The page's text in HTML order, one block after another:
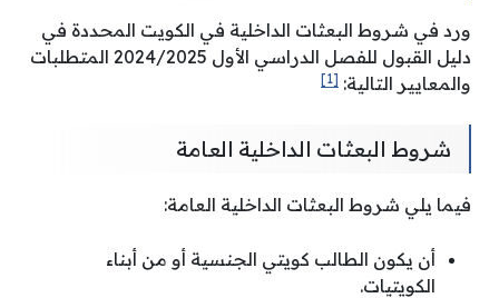
ورد في شروط البعثات الداخلية في الكويت المحددة في
دليل القبول للفصل الدراسي الأول 2024/2025 المتطلبات
والمعايير التالية: [1]
شروط البعثات الداخلية العامة
فيما يلي شروط البعثات الداخلية العامة:
أن يكون الطالب كويتي الجنسية أو من أبناء
الكويتيات.